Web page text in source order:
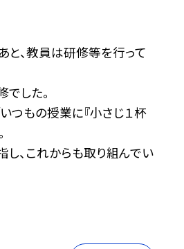
と、教員は研修等を行って
した。
つもの授業に『小さじ１杯
し、これからも取り組んでい